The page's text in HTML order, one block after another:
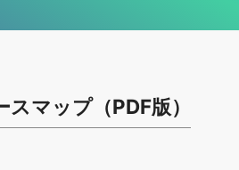
スマップ（PDF版）